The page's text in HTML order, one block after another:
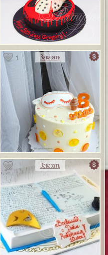
1 Заказать
Заказать